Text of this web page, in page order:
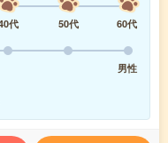
代 50代
60代
男性